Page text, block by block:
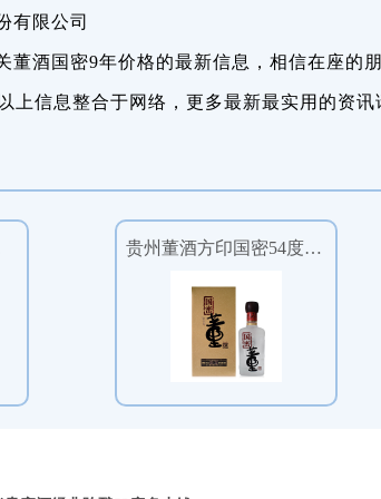
有限公司
董酒国密9年价格的最新信息，相信在座的
上信息整合于网络，更多最新最实用的资讯
贵州董酒方印国密54度董香型500ml单瓶装